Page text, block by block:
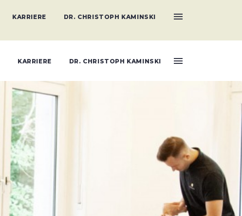
KARRIERE DR. CHRISTOPH KAMINSKI
KARRIERE DR. CHRISTOPH KAMINSKI